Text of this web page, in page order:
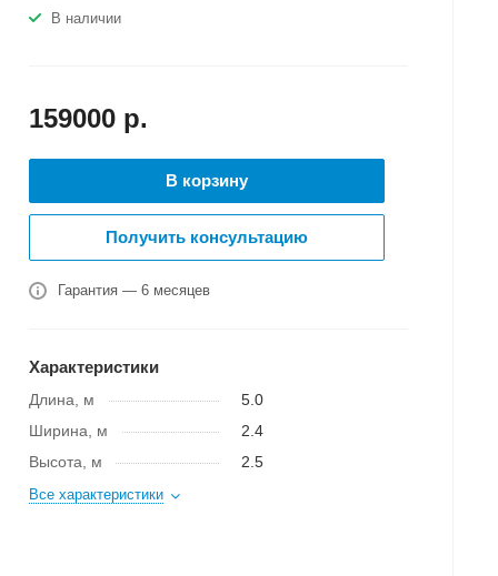
В наличии
159000 р.
В корзину
Получить консультацию
Гарантия — 6 месяцев
Характеристики
Длина, м
5.0
Ширина, м
2.4
Высота, м
2.5
Все характеристики